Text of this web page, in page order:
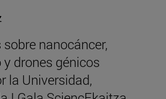
nanocáncer,
drones génicos
la Universidad,